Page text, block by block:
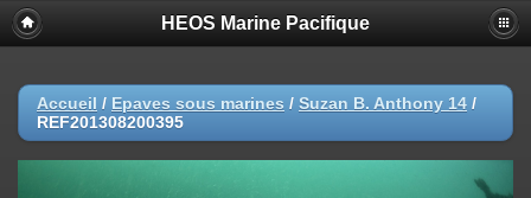
HEOS Marine Pacifique
Accueil / Epaves sous marines / Suzan B. Anthony 14 /
REF201308200395